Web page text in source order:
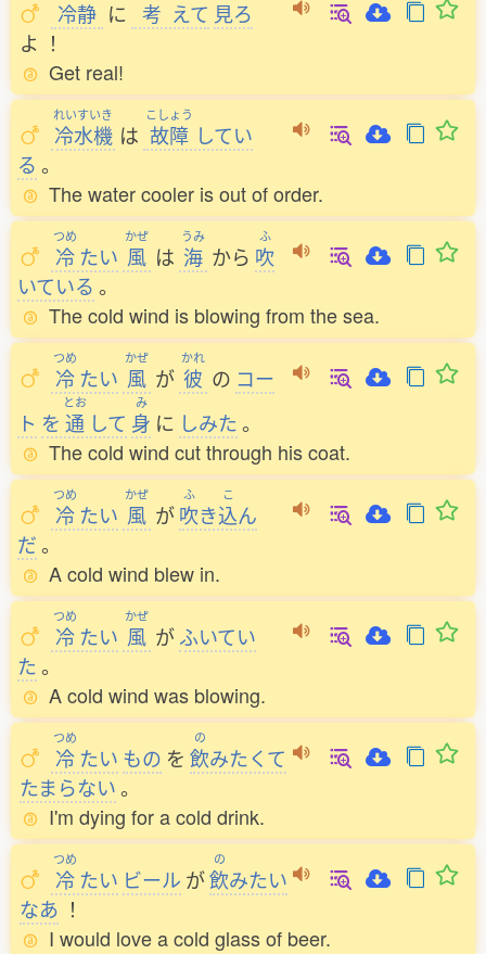
冷静 に 考 えて 見ろ
よ ！
Get real!
れいすいき
冷水機 は
こしょう
故障 してい
る 。
The water cooler is out of order.
つめ
冷たい
かぜ
風 は
うみ
海 から
ふ
吹
いている 。
The cold wind is blowing from the sea.
つめ
冷たい
かぜ
風 が
かれ
彼 の コー
ト を
とお
通 して
み
身 に しみた。
The cold wind cut through his coat.
つめ
冷たい
かぜ
風 が
ふ
吹き
こ
込ん
だ。
A cold wind blew in.
つめ
冷たい
かぜ
風 がふいてい
た。
A cold wind was blowing.
つめ
冷たい もの を
の
飲みたくて
たまらない。
I'm dying for a cold drink.
つめ
冷たい ビール が
の
飲みたい
なあ ！
I would love a cold glass of beer.